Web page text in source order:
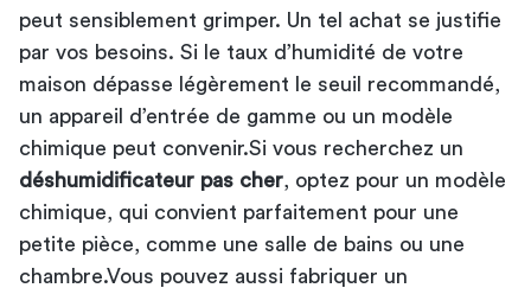
peut sensiblement grimper. Un tel achat se justifie
par vos besoins. Si le taux d’humidité de votre
maison dépasse légèrement le seuil recommandé,
un appareil d’entrée de gamme ou un modèle
chimique peut convenir.Si vous recherchez un
déshumidificateur pas cher , optez pour un modèle
chimique, qui convient parfaitement pour une
petite pièce, comme une salle de bains ou une
chambre.Vous pouvez aussi fabriquer un